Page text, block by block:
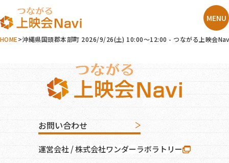
HOME 沖縄県国頭郡本部町 2026/9/26(土) 10:00～12:00 - つながる上映会
お問い合わせ
運営会社 / 株式会社ワンダーラボラトリー